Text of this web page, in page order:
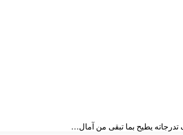
تدرجاته يطيح بما تبقى من آمال…